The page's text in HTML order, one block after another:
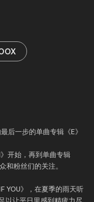
后一步的单曲专辑《E》
开始，再到单曲专辑
和粉丝们的关注。
YOU》，在夏季的雨天听